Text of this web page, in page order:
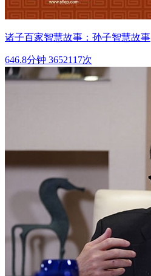
诸子百家智慧故事：孙子智慧故事
646.8分钟 3652117次